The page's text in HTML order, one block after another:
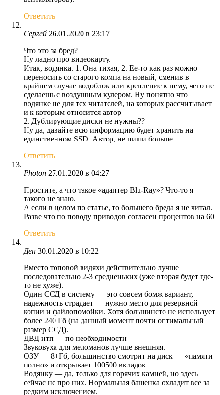
Ответить
Сергей 26.01.2020 в 23:17
Что это за бред?
Ну ладно про видеокарту.
Итак, водянка. 1. Она тихая, 2. Ее-то как раз можно
переносить со старого компа на новый, сменив в
крайнем случае водоблок или крепление к нему, чего не
сделаешь с воздушным кулером. Ну понятно что
водянке не для тех читателей, на которых рассчитывает
и к которым относится автор
2. Дублирующие диски не нужны??
Ну да, давайте всю информацию будет хранить на
единственном SSD. Автор, не пиши больше.
Ответить
Photon 27.01.2020 в 04:27
Простите, а что такое «адаптер Blu-Ray»? Что-то я
такого не знаю.
А если в целом по статье, то большего бреда я не читал.
Разве что по поводу приводов согласен процентов на 60
Ответить
Ден 30.01.2020 в 10:22
Вместо топовой видяхи действительно лучше
последовательно 2-3 средненьких (уже вторая будет где-
то не хуже).
Один ССД в систему — это совсем бомж вариант,
надежность страдает — нужно место для резервной
копии и файлопомойки. Хотя большинсто не использует
более 240 Гб (на данный момент почти оптимальный
размер ССД).
ДВД итп — по необходимости
Звуковуха для меломанов лучше внешняя.
ОЗУ — 8+Гб, большинство смотрит на диск — «памяти
полно» и открывает 100500 вкладок.
Водянку — да, только для горячих камней, но здесь
сейчас не про них. Нормальная башенка охладит все за
редким исключением.